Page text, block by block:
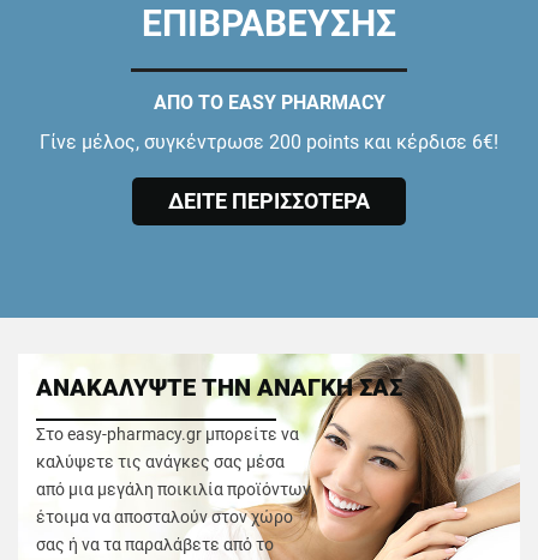
ΕΠΙΒΡΑΒΕΥΣΗΣ
ΑΠΟ ΤΟ EASY PHARMACY
Γίνε μέλος, συγκέντρωσε 200 points και κέρδισε 6€!
ΔΕΙΤΕ ΠΕΡΙΣΣΟΤΕΡΑ
ΑΝΑΚΑΛΥΨΤΕ ΤΗΝ ΑΝΑΓΚΗ ΣΑΣ
Στο easy-pharmacy.gr μπορείτε να
καλύψετε τις ανάγκες σας μέσα
από μια μεγάλη ποικιλία προϊόντων
έτοιμα να αποσταλούν στον χώρο
σας ή να τα παραλάβετε από το